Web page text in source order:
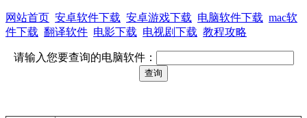
网站首页 安卓软件下载 安卓游戏下载 电脑软件下载 mac软
件下载 翻译软件 电影下载 电视剧下载 教程攻略
请输入您要查询的电脑软件：